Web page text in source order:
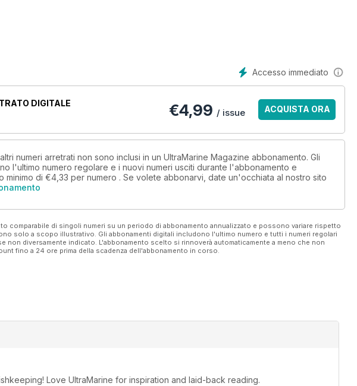
livestock.
Accesso immediato
DIGITALE
€4,99 / issue ACQUISTA ORA
numeri arretrati non sono inclusi in un UltraMarine Magazine abbonamento. Gli
l'ultimo numero regolare e i nuovi numeri usciti durante l'abbonamento e
minimo di €4,33 per numero . Se volete abbonarvi, date un'occhiata al nostro sito
comparabile di singoli numeri su un periodo di abbonamento annualizzato e possono variare rispetto
solo a scopo illustrativo. Gli abbonamenti digitali includono l'ultimo numero e tutti i numeri regolari
non diversamente indicato. L'abbonamento scelto si rinnoverà automaticamente a meno che non
fino a 24 ore prima della scadenza dell'abbonamento in corso.
Love UltraMarine for inspiration and laid-back reading.